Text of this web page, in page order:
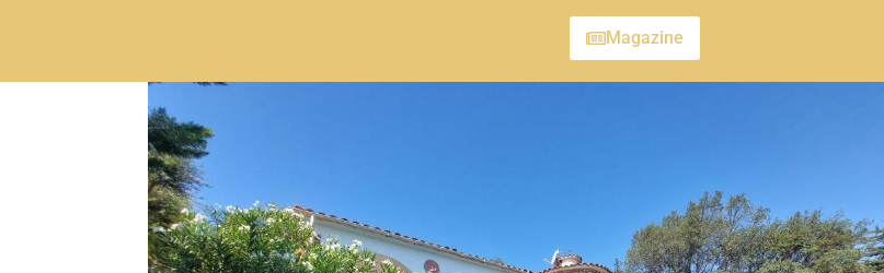
Magazine